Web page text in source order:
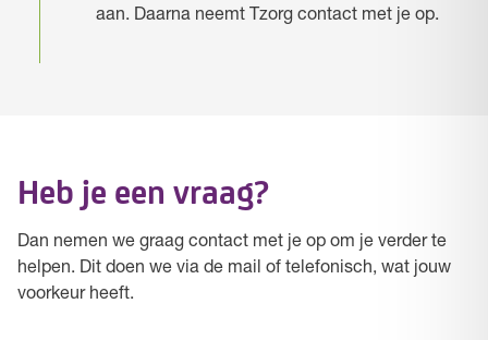
aan. Daarna neemt Tzorg contact met je op.
Heb je een vraag?
Dan nemen we graag contact met je op om je verder te
helpen. Dit doen we via de mail of telefonisch, wat jouw
voorkeur heeft.